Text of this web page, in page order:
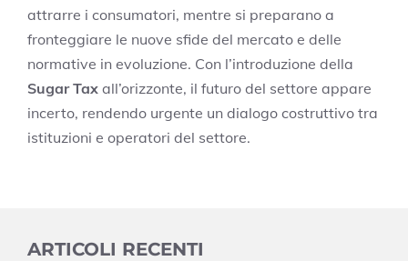
attrarre i consumatori, mentre si preparano a
fronteggiare le nuove sfide del mercato e delle
normative in evoluzione. Con l’introduzione della
Sugar Tax all’orizzonte, il futuro del settore appare
incerto, rendendo urgente un dialogo costruttivo tra
istituzioni e operatori del settore.
ARTICOLI RECENTI